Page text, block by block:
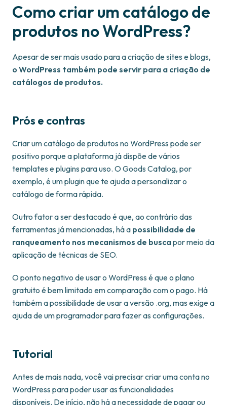
Como criar um catálogo de
produtos no WordPress?
Apesar de ser mais usado para a criação de sites e blogs,
o WordPress também pode servir para a criação de
catálogos de produtos.
Prós e contras
Criar um catálogo de produtos no WordPress pode ser
positivo porque a plataforma já dispõe de vários
templates e plugins para uso. O Goods Catalog, por
exemplo, é um plugin que te ajuda a personalizar o
catálogo de forma rápida.
Outro fator a ser destacado é que, ao contrário das
ferramentas já mencionadas, há a possibilidade de
ranqueamento nos mecanismos de buscapor meio da
aplicação de técnicas de SEO.
O ponto negativo de usar o WordPress é que o plano
gratuito é bem limitado em comparação com o pago. Há
também a possibilidade de usar a versão .org, mas exige a
ajuda de um programador para fazer as configurações.
Tutorial
Antes de mais nada, você vai precisar criar uma conta no
WordPress para poder usar as funcionalidades
disponíveis. De início, não há a necessidade de pagar ou